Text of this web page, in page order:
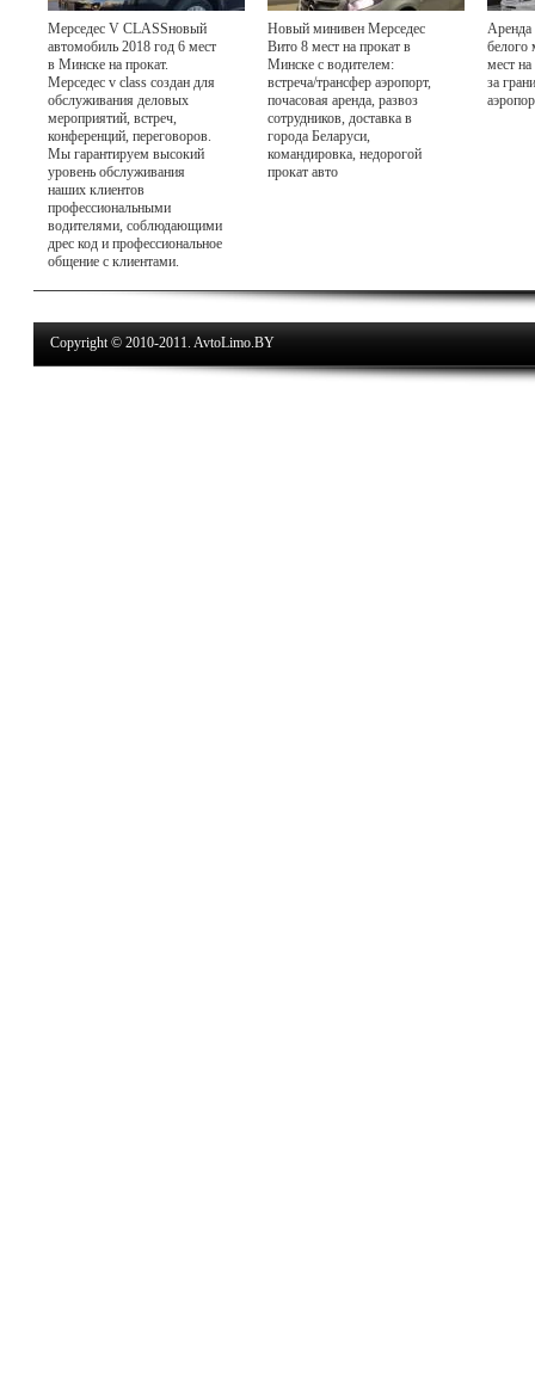
Мерседес V CLASSновый
автомобиль 2018 год 6 мест
в Минске на прокат.
Мерседес v class создан для
обслуживания деловых
мероприятий, встреч,
конференций, переговоров.
Мы гарантируем высокий
уровень обслуживания
наших клиентов
профессиональными
водителями, соблюдающими
дрес код и профессиональное
общение с клиентами.
Новый минивен Мерседес
Вито 8 мест на прокат в
Минске с водителем:
встреча/трансфер аэропорт,
почасовая аренда, развоз
сотрудников, доставка в
города Беларуси,
командировка, недорогой
прокат авто
Аренда
белого
мест на
за
Copyright © 2010-2011. AvtoLimo.BY